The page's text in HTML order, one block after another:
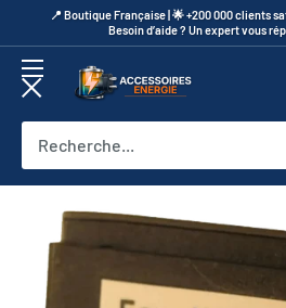
au
contenu
​📍​ Boutique Française | 🌟 +200 000 clients
Besoin d’aide ? Un expert vous
Accessoires